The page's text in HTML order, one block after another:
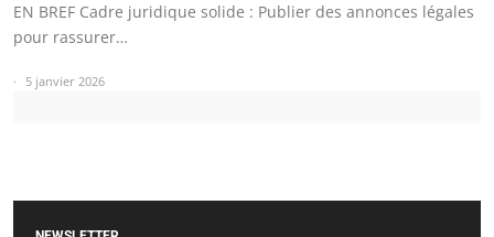
EN BREF Cadre juridique solide : Publier des annonces légales
pour rassurer…
5 janvier 2026